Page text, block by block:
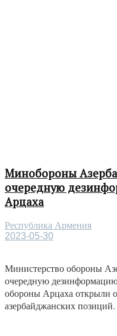
Минобороны
очередную
Арцаха
Республика Армения
2023-05-30
Министерство обороны
очередную
обороны Арцаха открыли
азербайджанских